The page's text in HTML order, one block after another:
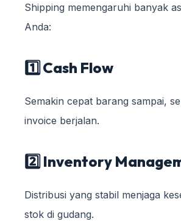
Shipping memengaruhi banyak
Anda:
1️⃣ Cash Flow
Semakin cepat barang sampai,
invoice berjalan.
2️⃣ Inventory
Distribusi yang stabil menjaga
stok di gudang.